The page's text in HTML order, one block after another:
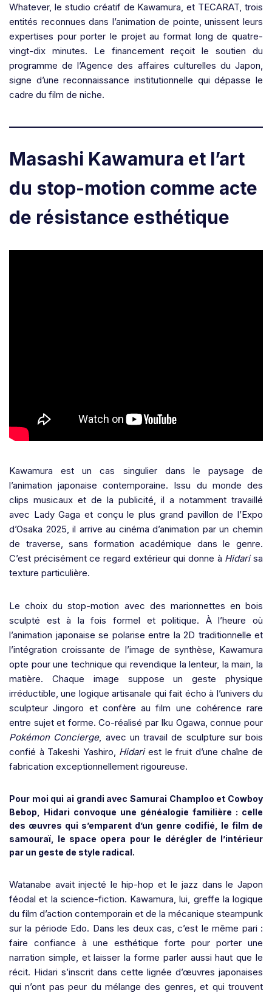
Whatever, le studio créatif de Kawamura, et TECARAT, trois
entités reconnues dans l’animation de pointe, unissent leurs
expertises pour porter le projet au format long de quatre-
vingt-dix minutes. Le financement reçoit le soutien du
programme de l’Agence des affaires culturelles du Japon,
signe d’une reconnaissance institutionnelle qui dépasse le
cadre du film de niche.
Masashi Kawamura et l’art
du stop-motion comme acte
de résistance esthétique
Kawamura est un cas singulier dans le paysage de
l’animation japonaise contemporaine. Issu du monde des
clips musicaux et de la publicité, il a notamment travaillé
avec Lady Gaga et conçu le plus grand pavillon de l’Expo
d’Osaka 2025, il arrive au cinéma d’animation par un chemin
de traverse, sans formation académique dans le genre.
C’est précisément ce regard extérieur qui donne à Hidarisa
texture particulière.
Le choix du stop-motion avec des marionnettes en bois
sculpté est à la fois formel et politique. À l’heure où
l’animation japonaise se polarise entre la 2D traditionnelle et
l’intégration croissante de l’image de synthèse, Kawamura
opte pour une technique qui revendique la lenteur, la main, la
matière. Chaque image suppose un geste physique
irréductible, une logique artisanale qui fait écho à l’univers du
sculpteur Jingoro et confère au film une cohérence rare
entre sujet et forme. Co-réalisé par Iku Ogawa, connue pour
Pokémon Concierge, avec un travail de sculpture sur bois
confié à Takeshi Yashiro, Hidariest le fruit d’une chaîne de
fabrication exceptionnellement rigoureuse.
Pour moi qui ai grandi avec Samurai Champloo et Cowboy
Bebop, Hidari convoque une généalogie familière : celle
des œuvres qui s’emparent d’un genre codifié, le film de
samouraï, le space opera pour le dérégler de l’intérieur
par un geste de style radical.
Watanabe avait injecté le hip-hop et le jazz dans le Japon
féodal et la science-fiction. Kawamura, lui, greffe la logique
du film d’action contemporain et de la mécanique steampunk
sur la période Edo. Dans les deux cas, c’est le même pari :
faire confiance à une esthétique forte pour porter une
narration simple, et laisser la forme parler aussi haut que le
récit. Hidari s’inscrit dans cette lignée d’œuvres japonaises
qui n’ont pas peur du mélange des genres, et qui trouvent